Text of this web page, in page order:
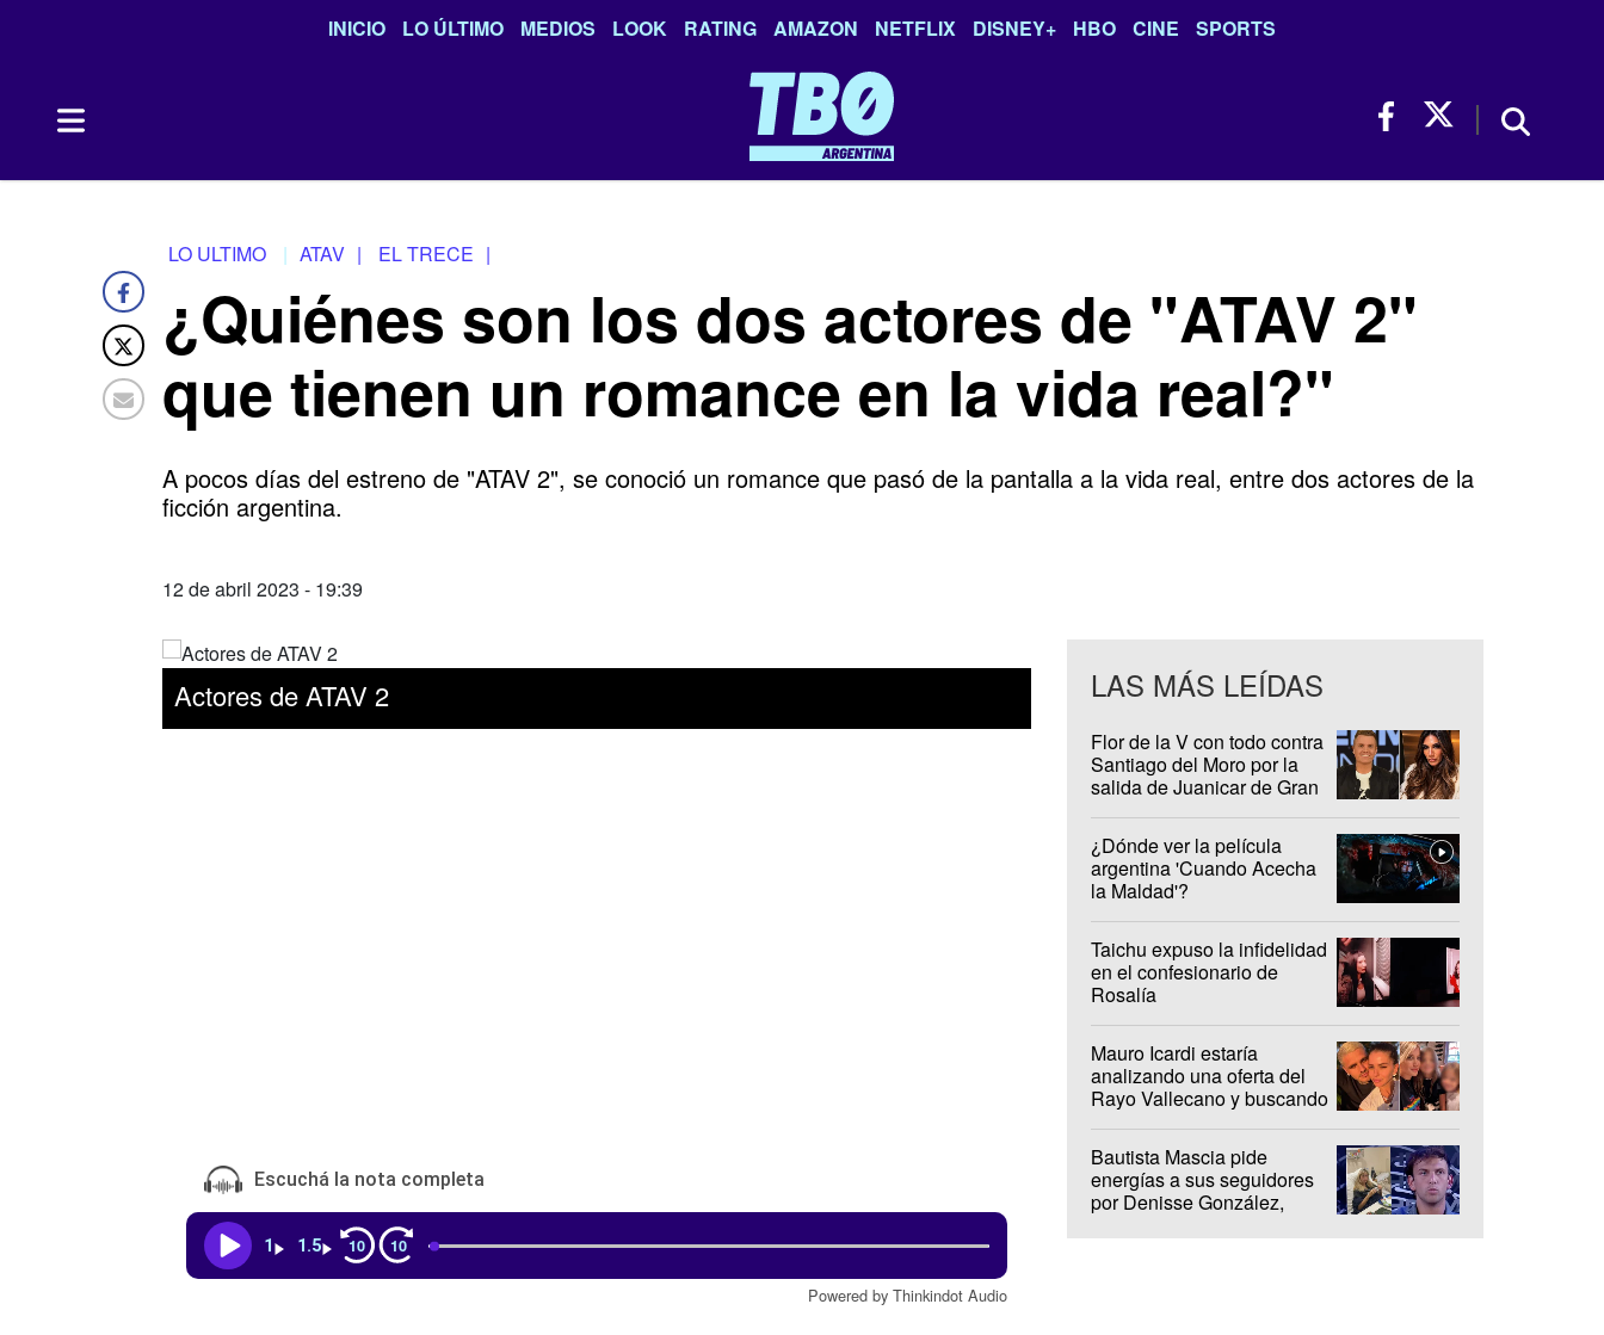
INICIO LO ÚLTIMO MEDIOS LOOK RATING AMAZON NETFLIX DISNEY+ HBO CINE SPORTS
LO ULTIMO ATAV | EL TRECE |
¿Quiénes son los dos actores de "ATAV 2"
que tienen un romance en la vida real?"
A pocos días del estreno de "ATAV 2", se conoció un romance que pasó de la pantalla a la vida real, entre dos actores de la
ficción argentina.
12 de abril 2023 - 19:39
Actores de ATAV 2
Escuchá la nota completa
1 1.5 10 10
Powered by Thinkindot Audio
LAS MÁS LEÍDAS
Flor de la V con todo contra
Santiago del Moro por la
salida de Juanicar de Gran
¿Dónde ver la película
argentina 'Cuando Acecha
la Maldad'?
Taichu expuso la infidelidad
en el confesionario de
Rosalía
Mauro Icardi estaría
analizando una oferta del
Rayo Vallecano y buscando
Bautista Mascia pide
energías a sus seguidores
por Denisse González,